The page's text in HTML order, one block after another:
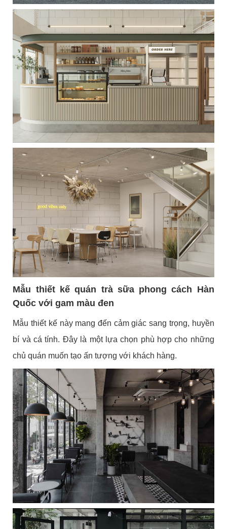
Mẫu thiết kế quán trà sữa phong cách Hàn
Quốc với gam màu đen
Mẫu thiết kế này mang đến cảm giác sang trọng, huyền
bí và cá tính. Đây là một lựa chọn phù hợp cho những
chủ quán muốn tạo ấn tượng với khách hàng.